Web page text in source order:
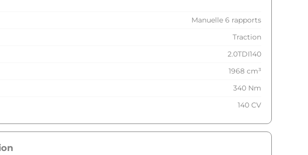
Manuelle 6 rapports
Traction
2.0TDI140
1968 cm³
340 Nm
140 CV